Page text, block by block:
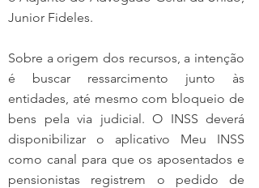
Junior Fideles.
Sobre a origem dos recursos, a intenção
é buscar ressarcimento junto às
entidades, até mesmo com bloqueio de
bens pela via judicial. O INSS deverá
disponibilizar o aplicativo Meu INSS
como canal para que os aposentados e
pensionistas registrem o pedido de